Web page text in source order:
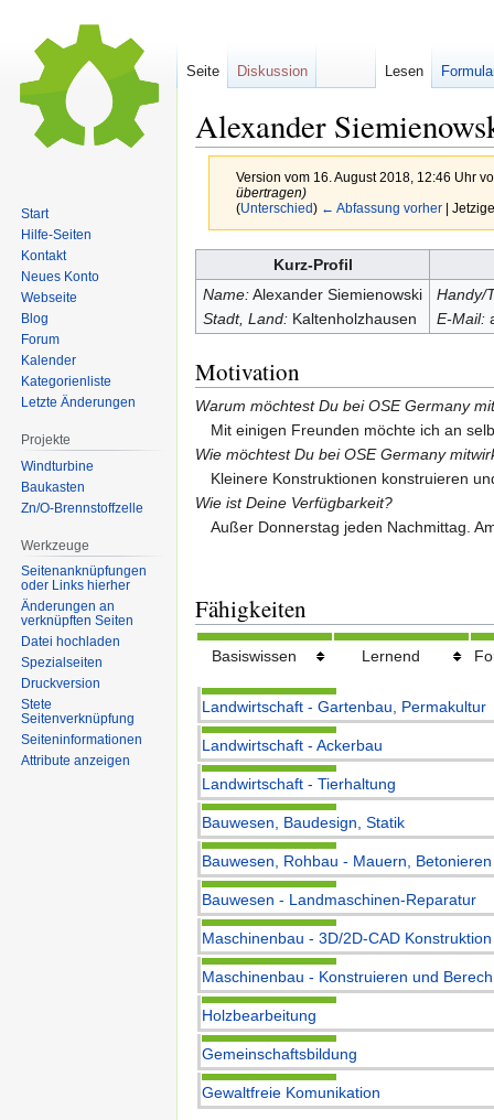
Alexander
Version vom 16. August 2018, 12:46 Uhr
übertragen)
(Unterschied) ← Abfassung vorher|
Navigation
Suche
Kurz-Profil
Name:Alexander Siemienowski
Stadt, Land:Kaltenholzhausen
Handy/
E-Mail:
Motivation
Warum möchtest Du bei OSE Germany
Mit einigen Freunden möchte ich an
Wie möchtest Du bei OSE Germany
Kleinere Konstruktionen konstruieren
Wie ist Deine Verfügbarkeit?
Außer Donnerstag jeden Nachmittag.
Fähigkeiten
Basiswissen Lernend
Landwirtschaft - Gartenbau, Permakultur
Landwirtschaft - Ackerbau
Landwirtschaft - Tierhaltung
Bauwesen, Baudesign, Statik
Bauwesen, Rohbau - Mauern, Betonieren
Bauwesen - Landmaschinen-Reparatur
Maschinenbau - 3D/2D-CAD Konstruktion
Maschinenbau - Konstruieren und
Holzbearbeitung
Gemeinschaftsbildung
Gewaltfreie Komunikation
Seite Diskussion Lesen
Start
Hilfe-Seiten
Kontakt
Neues Konto
Webseite
Blog
Forum
Kalender
Kategorienliste
Letzte Änderungen
Projekte
Windturbine
Baukasten
Zn/O-Brennstoffzelle
Werkzeuge
Seitenanknüpfungen
oder Links hierher
Änderungen an
verknüpften Seiten
Datei hochladen
Spezialseiten
Druckversion
Stete
Seitenverknüpfung
Seiten­informationen
Attribute anzeigen